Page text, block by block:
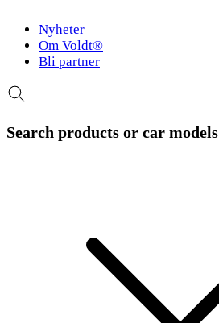
Nyheter
Om Voldt®
Bli partner
Search products or car models